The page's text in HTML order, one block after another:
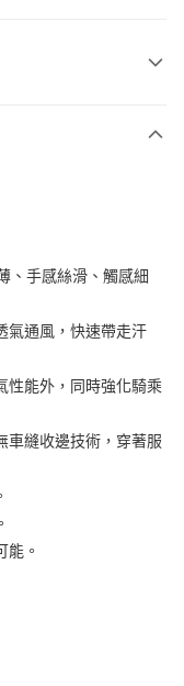
、手感絲滑、觸感細
氣通風，快速帶走汗
性能外，同時強化騎乘
車縫收邊技術，穿著服
能。